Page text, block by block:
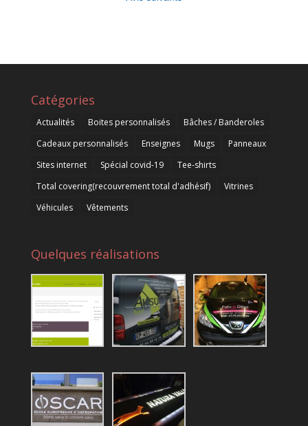
Catégories
Actualités Boites personnalisés
Bâches / Banderoles
Cadeaux personnalisés
Enseignes Mugs
Panneaux
Sites internet
Spécial covid-19
Tee-shirts
Total covering(recouvrement total d'adhésif)
Vitrines
Véhicules
Vêtements
Quelques réalisations